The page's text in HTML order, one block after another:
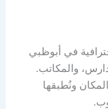
في أبوظبي
والمكاتب.
ونُطبقها